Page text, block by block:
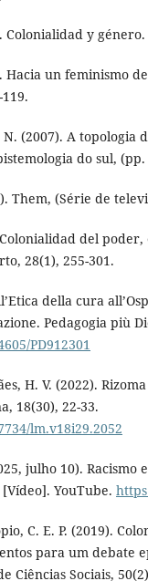
Colonialidad y género.
Hacia un feminismo
(2007). A topologia
do sul,
Them, (Série de
del
28(1), 255-301.
della cura
Pedagogia più
PD912301
H. V. (2022).
18(30), 22-33.
lm.v18i29.2052
julho 10). Racismo
YouTube.
C. E. P. (2019).
para um debate
Ciências Sociais,